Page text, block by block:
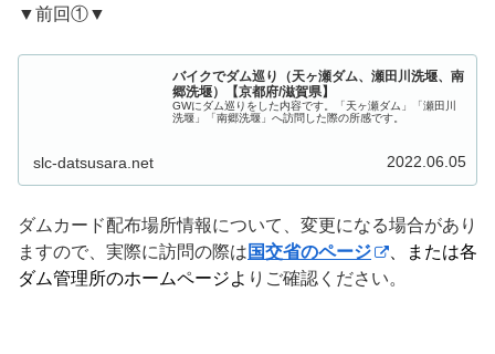
▼前回①▼
バイクでダム巡り（天ヶ瀬ダム、瀬田川洗堰、南
郷洗堰）【京都府/滋賀県】
GWにダム巡りをした内容です。「天ヶ瀬ダム」「瀬田川
洗堰」「南郷洗堰」へ訪問した際の所感です。
slc-datsusara.net 2022.06.05
ダムカード配布場所情報について、変更になる場合があり
ますので、実際に訪問の際は 国交省のページ
、または各
ダム管理所のホームページよ りご確認ください。